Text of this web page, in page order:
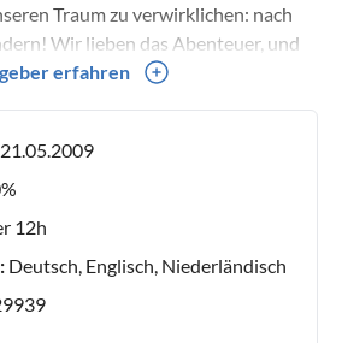
Traum zu verwirklichen: nach
Wir lieben das Abenteuer, und
als in den Bergen zu sein –
machen können. Es bereitet uns
Geheimtipps, die schönsten
erfahren
21.05.2009
12h
Deutsch, Englisch, Niederländisch